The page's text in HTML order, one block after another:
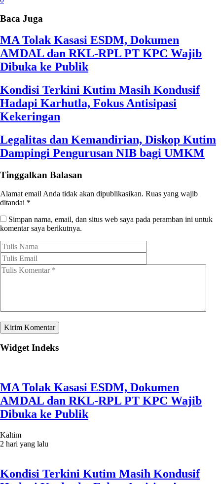
Baca Juga
MA Tolak Kasasi ESDM, Dokumen
AMDAL dan RKL-RPL PT KPC Wajib
Dibuka ke Publik
Kondisi Terkini Kutim Masih Kondusif
Hadapi Karhutla, Fokus Antisipasi
Kekeringan
Legalitas dan Kemandirian, Diskop Kutim
Dampingi Pengurusan NIB bagi UMKM
Tinggalkan Balasan
Alamat email Anda tidak akan dipublikasikan. Ruas yang wajib
ditandai *
Simpan nama, email, dan situs web saya pada peramban ini untuk
komentar saya berikutnya.
Widget Indeks
MA Tolak Kasasi ESDM, Dokumen
AMDAL dan RKL-RPL PT KPC Wajib
Dibuka ke Publik
Kaltim
2 hari yang lalu
Kondisi Terkini Kutim Masih Kondusif